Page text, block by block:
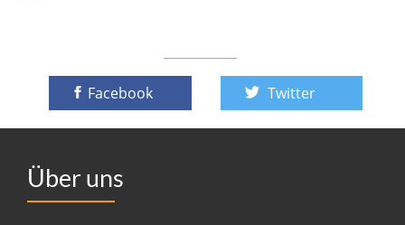
Facebook Twitter
Über uns